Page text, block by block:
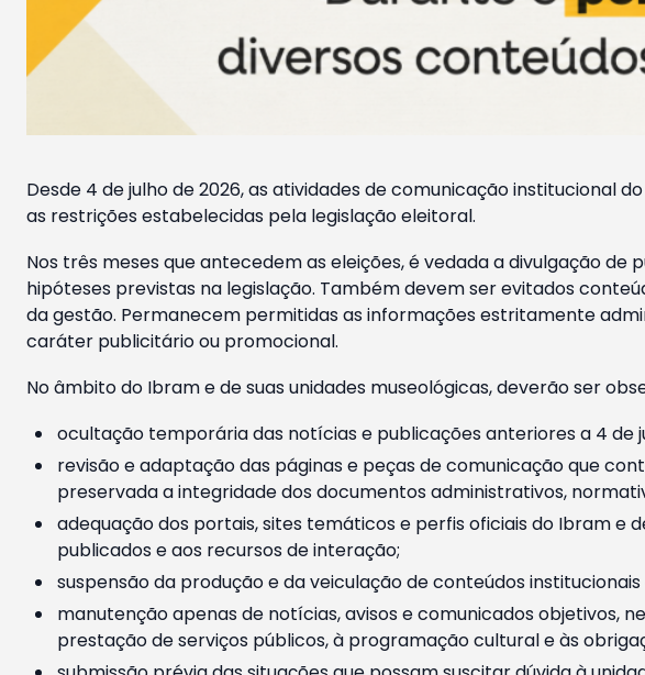
Desde 4 de julho de 2026, as atividades de comunicação institucional
as restrições estabelecidas pela legislação eleitoral.
Nos três meses que antecedem as eleições, é vedada a divulgação
hipóteses previstas na legislação. Também devem ser evitados
da gestão. Permanecem permitidas as informações estritamente
caráter publicitário ou promocional.
No âmbito do Ibram e de suas unidades museológicas, deverão ser
ocultação temporária das notícias e publicações anteriores a 4
revisão e adaptação das páginas e peças de comunicação que
preservada a integridade dos documentos administrativos,
adequação dos portais, sites temáticos e perfis oficiais do Ibram e
publicados e aos recursos de interação;
suspensão da produção e da veiculação de conteúdos
manutenção apenas de notícias, avisos e comunicados objetivos,
prestação de serviços públicos, à programação cultural e às